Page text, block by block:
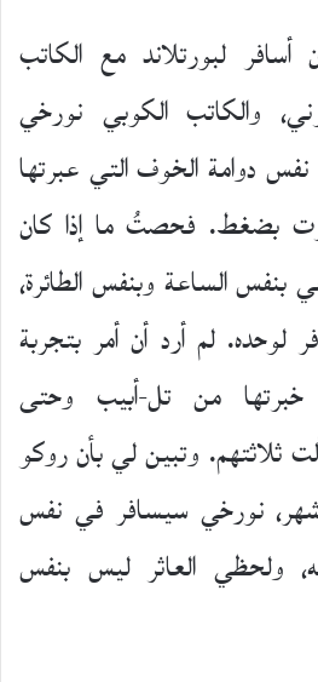
لبورتلاند مع الكاتب
والكاتب الكوبي نورخي
دوامة الخوف التي عبرتها
بضغط. فحصتُ ما إذا كان
الساعة وبنفس الطائرة،
لم أرد أن أمر بتجربة
من تل-أبيب وحتى
ثلاثتهم. وتبين لي بأن روكو
بتاريخ 13 الشهر، نورخي سيسافر في نفس
ولحظي العاثر ليس بنفس